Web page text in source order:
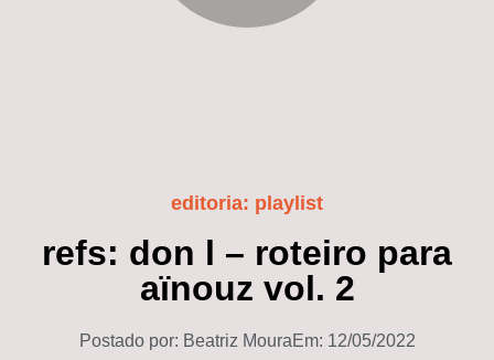
editoria: playlist
refs: don l – roteiro para
aïnouz vol. 2
Postado por: Beatriz MouraEm: 12/05/2022